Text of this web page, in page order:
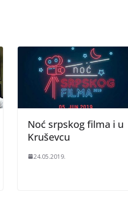
Noć srpskog filma i u
Kruševcu
24.05.2019.